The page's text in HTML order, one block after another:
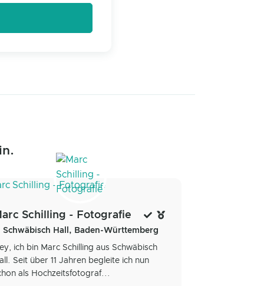
Schilling - Fotografie
Schwäbisch Hall, Baden-Württemberg
ich bin Marc Schilling aus Schwäbisch
Seit über 11 Jahren begleite ich nun
als Hochzeitsfotograf...